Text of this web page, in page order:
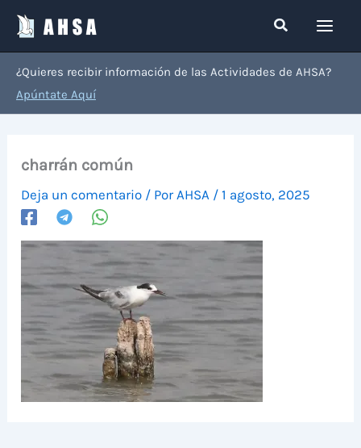
contenido
Buscar
¿Quieres recibir información de las Actividades de AHSA?
Apúntate Aquí
charrán común
Deja un comentario / Por AHSA /1 agosto, 2025